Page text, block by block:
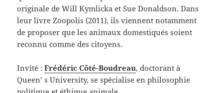
originale de Will Kymlicka et Sue Donaldson. Dans
leur livre Zoopolis (2011), ils viennent notamment
de proposer que les animaux domestiqués soient
reconnu comme des citoyens.
Invité :Frédéric Côté-Boudreau, doctorant à
Queen’ s University, se spécialise en philosophie